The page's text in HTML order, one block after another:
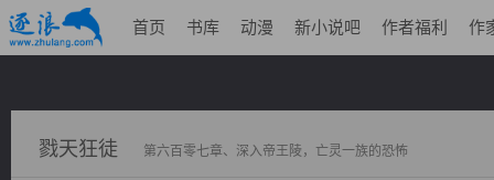
首页 书库 动漫 新小说吧 作者福利 作
戮天狂徒 第六百零七章、深入帝王陵，亡灵一族的恐怖